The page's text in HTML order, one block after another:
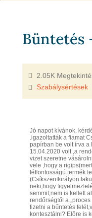
Büntetés
2.05K
Szabálysértések
Jó napot kívánok,
.igazoltatták a fiamat
papírban be volt írva a
15.04.2020 volt ,a
vizet szeretne
vele ,hogy a
létfontosságú termék
(Csíkszentkirályon
neki,hogy
semmit,nem is kellett
rendőrségtől a
fizetni a bűntetés
kontesztálni? Előre is